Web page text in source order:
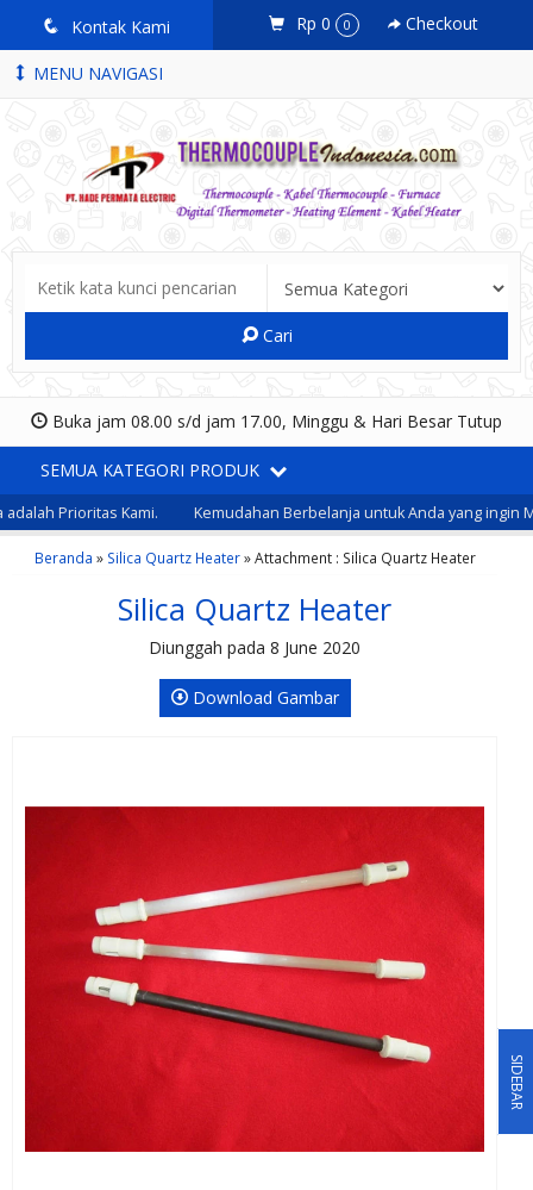
q Kontak Kami Rp 0 0 Checkout
MENU NAVIGASI
Cari
Buka jam 08.00 s/d jam 17.00, Minggu & Hari Besar Tutup
SEMUA KATEGORI PRODUK
Prioritas Kami. Kemudahan Berbelanja untuk Anda yang ingin
Beranda » Silica Quartz Heater» Attachment : Silica Quartz Heater
Silica Quartz Heater
Diunggah pada 8 June 2020
Download Gambar
SIDEBAR